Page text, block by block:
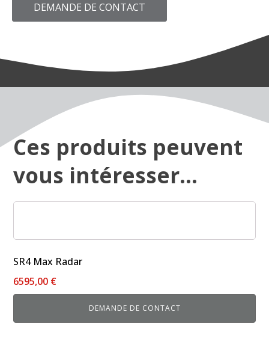
DEMANDE DE CONTACT
Ces produits peuvent
vous intéresser...
SR4 Max Radar
6595,00 €
DEMANDE DE CONTACT